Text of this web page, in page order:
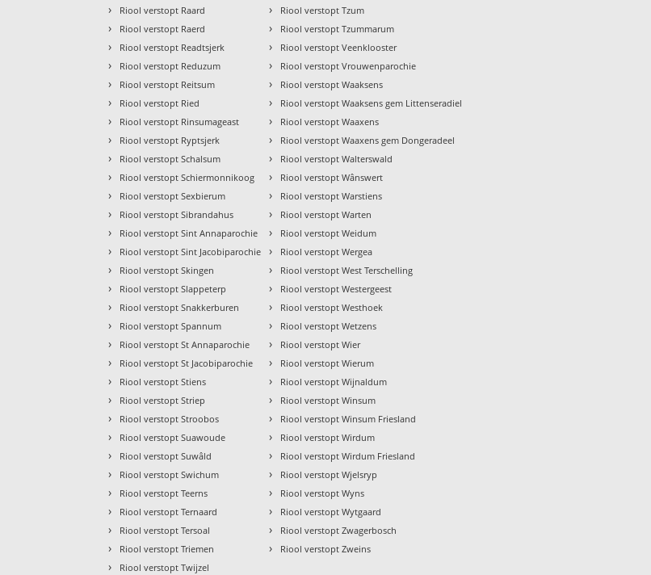
› Riool verstopt Raard
› Riool verstopt Raerd
› Riool verstopt Readtsjerk
› Riool verstopt Reduzum
› Riool verstopt Reitsum
› Riool verstopt Ried
› Riool verstopt Rinsumageast
› Riool verstopt Ryptsjerk
› Riool verstopt Schalsum
› Riool verstopt Schiermonnikoog
› Riool verstopt Sexbierum
› Riool verstopt Sibrandahus
› Riool verstopt Sint Annaparochie
› Riool verstopt Sint Jacobiparochie
› Riool verstopt Skingen
› Riool verstopt Slappeterp
› Riool verstopt Snakkerburen
› Riool verstopt Spannum
› Riool verstopt St Annaparochie
› Riool verstopt St Jacobiparochie
› Riool verstopt Stiens
› Riool verstopt Striep
› Riool verstopt Stroobos
› Riool verstopt Suawoude
› Riool verstopt Suwâld
› Riool verstopt Swichum
› Riool verstopt Teerns
› Riool verstopt Ternaard
› Riool verstopt Tersoal
› Riool verstopt Triemen
› Riool verstopt Twijzel
› Riool verstopt Tzum
› Riool verstopt Tzummarum
› Riool verstopt Veenklooster
› Riool verstopt Vrouwenparochie
› Riool verstopt Waaksens
› Riool verstopt Waaksens gem Littenseradiel
› Riool verstopt Waaxens
› Riool verstopt Waaxens gem Dongeradeel
› Riool verstopt Walterswald
› Riool verstopt Wânswert
› Riool verstopt Warstiens
› Riool verstopt Warten
› Riool verstopt Weidum
› Riool verstopt Wergea
› Riool verstopt West Terschelling
› Riool verstopt Westergeest
› Riool verstopt Westhoek
› Riool verstopt Wetzens
› Riool verstopt Wier
› Riool verstopt Wierum
› Riool verstopt Wijnaldum
› Riool verstopt Winsum
› Riool verstopt Winsum Friesland
› Riool verstopt Wirdum
› Riool verstopt Wirdum Friesland
› Riool verstopt Wjelsryp
› Riool verstopt Wyns
› Riool verstopt Wytgaard
› Riool verstopt Zwagerbosch
› Riool verstopt Zweins